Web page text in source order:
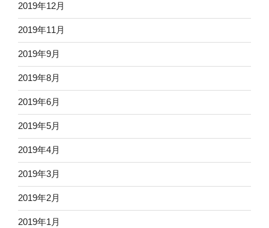
2019年12月
2019年11月
2019年9月
2019年8月
2019年6月
2019年5月
2019年4月
2019年3月
2019年2月
2019年1月